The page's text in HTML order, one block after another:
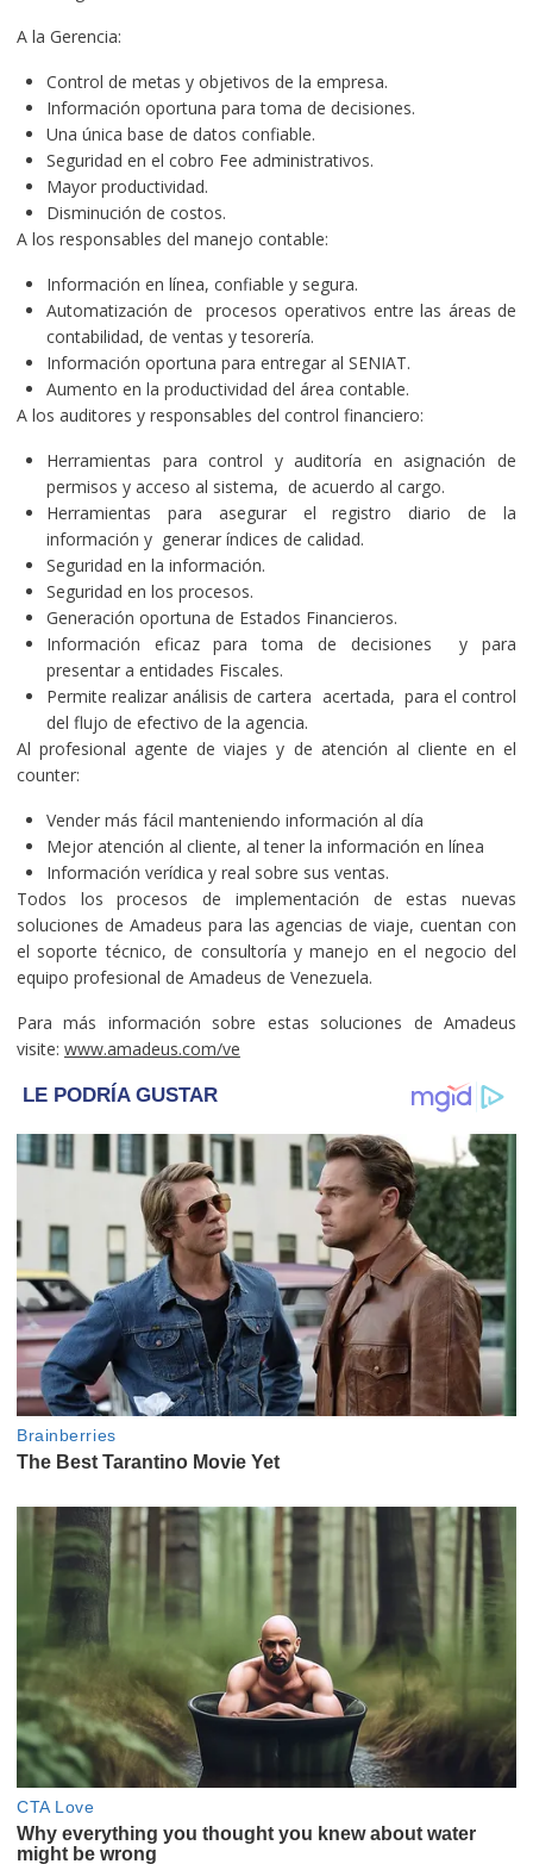
A la Gerencia:
Control de metas y objetivos de la empresa.
Información oportuna para toma de decisiones.
Una única base de datos confiable.
Seguridad en el cobro Fee administrativos.
Mayor productividad.
Disminución de costos.
A los responsables del manejo contable:
Información en línea, confiable y segura.
Automatización de procesos operativos entre las áreas de
contabilidad, de ventas y tesorería.
Información oportuna para entregar al SENIAT.
Aumento en la productividad del área contable.
A los auditores y responsables del control financiero:
Herramientas para control y auditoría en asignación de
permisos y acceso al sistema, de acuerdo al cargo.
Herramientas para asegurar el registro diario de la
información y generar índices de calidad.
Seguridad en la información.
Seguridad en los procesos.
Generación oportuna de Estados Financieros.
Información eficaz para toma de decisiones y para
presentar a entidades Fiscales.
Permite realizar análisis de cartera acertada, para el control
del flujo de efectivo de la agencia.
Al profesional agente de viajes y de atención al cliente en el
counter:
Vender más fácil manteniendo información al día
Mejor atención al cliente, al tener la información en línea
Información verídica y real sobre sus ventas.
Todos los procesos de implementación de estas nuevas
soluciones de Amadeus para las agencias de viaje, cuentan con
el soporte técnico, de consultoría y manejo en el negocio del
equipo profesional de Amadeus de Venezuela.
Para más información sobre estas soluciones de Amadeus
visite: www.amadeus.com/ve